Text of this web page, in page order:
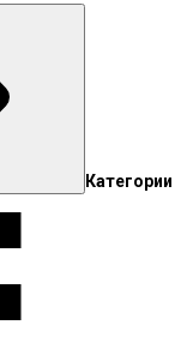
Категории